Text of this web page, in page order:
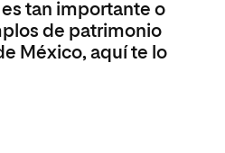
tan importante o
de patrimonio
México, aquí te lo